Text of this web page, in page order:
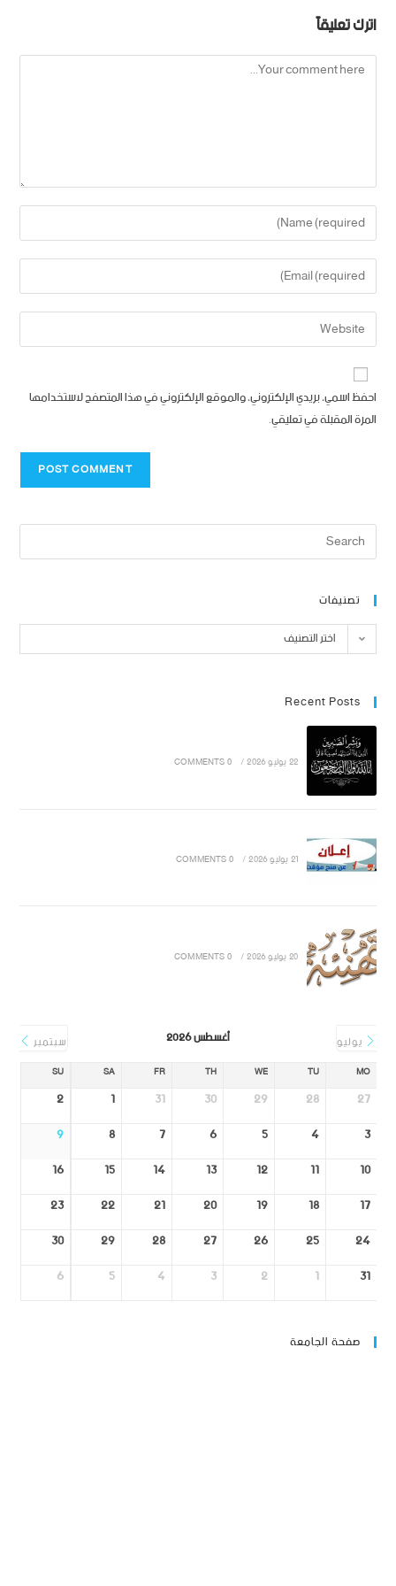
اترك تعليقاً
احفظ اسمي، بريدي الإلكتروني، والموقع الإلكتروني في هذا المتصفح لاستخدامها
المرة المقبلة في تعليقي.
تصنيفات
اختر التصنيف
Recent Posts
22 يوليو 2026 /
0 COMMENTS
21 يوليو 2026 /
0 COMMENTS
20 يوليو 2026 /
0 COMMENTS
يوليو أغسطس 2026 سبتمبر
MO
TU
WE
TH
FR
SA
SU
27
28
29
30
31
1
2
3
4
5
6
7
8
9
10
11
12
13
14
15
16
17
18
19
20
21
22
23
24
25
26
27
28
29
30
31
1
2
3
4
5
6
صفحة الجامعة